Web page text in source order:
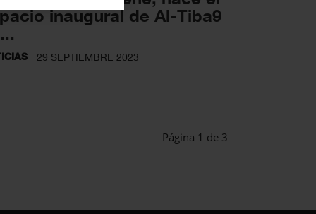
inaugural de Al-Tiba9
29 SEPTIEMBRE 2023
Página 1 de 3